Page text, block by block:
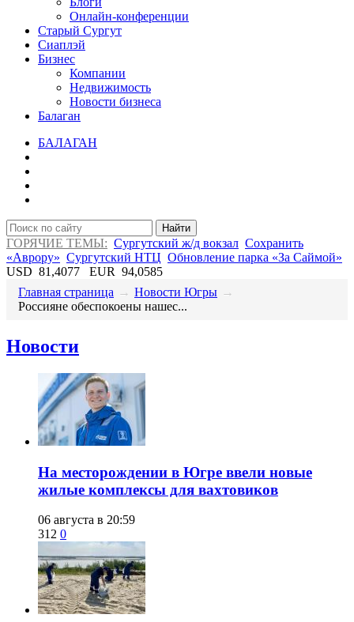
Онлайн-конференции
Старый Сургут
Сиаплэй
Бизнес
Компании
Недвижимость
Новости бизнеса
Балаган
БАЛАГАН
Найти
ГОРЯЧИЕ ТЕМЫ: Сургутский ж/д вокзал Сохранить
«Аврору» Сургутский НТЦ Обновление парка «За Саймой»
USD 81,4077 EUR 94,0585
Главная страница → Новости Югры →
Россияне обеспокоены нашес...
Новости
​На месторождении в Югре ввели новые
жилые комплексы для вахтовиков
06 августа в 20:59
312 0